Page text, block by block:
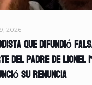
2026
que difundió
del padre de Lionel
su renuncia